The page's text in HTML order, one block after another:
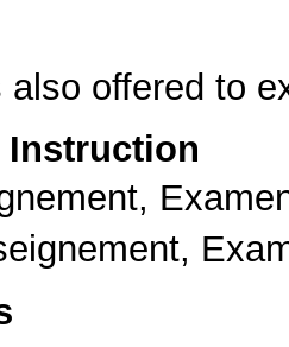
offered to
Instruction